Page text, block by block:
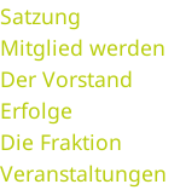
Satzung
Mitglied werden
Der Vorstand
Erfolge
Die Fraktion
Veranstaltungen